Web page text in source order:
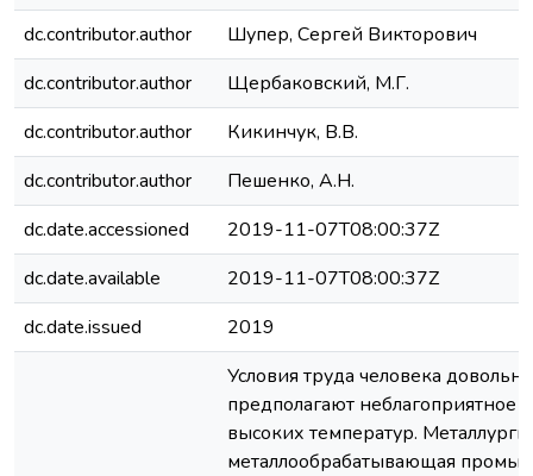
dc.contributor.author
Шупер, Сергей Викторович
dc.contributor.author
Щербаковский, М.Г.
dc.contributor.author
Кикинчук, В.В.
dc.contributor.author
Пешенко, А.Н.
dc.date.accessioned
2019-11-07T08:00:37Z
dc.date.available
2019-11-07T08:00:37Z
dc.date.issued
2019
Условия труда человека
предполагают неблагоприятное
высоких температур.
металлообрабатывающая